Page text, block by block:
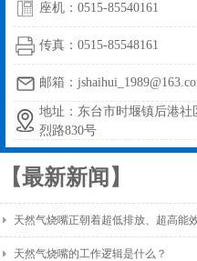
座机：0515-85540161
传真：0515-85548161
邮箱：
地址：东台市时堰镇后港社
烈路830号
【最新新闻】
天然气烧嘴正朝着超低排放、超高能
天然气烧嘴的工作逻辑是什么？